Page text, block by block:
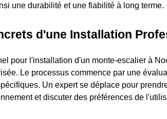
une durabilité et une fiabilité à long terme.
d'une Installation
pour l'installation d'un monte-escalier à
Le processus commence par une
Un expert se déplace pour
et discuter des préférences de